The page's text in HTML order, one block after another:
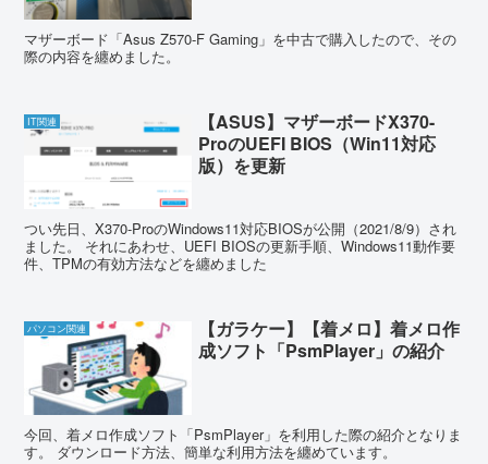
マザーボード「Asus Z570-F Gaming」を中古で購入したので、その
際の内容を纏めました。
IT関連
【ASUS】マザーボードX370-
ProのUEFI BIOS（Win11対応
版）を更新
つい先日、X370-ProのWindows11対応BIOSが公開（2021/8/9）され
ました。 それにあわせ、UEFI BIOSの更新手順、Windows11動作要
件、TPMの有効方法などを纏めました
パソコン関連
【ガラケー】【着メロ】着メロ作
成ソフト「PsmPlayer」の紹介
今回、着メロ作成ソフト「PsmPlayer」を利用した際の紹介となりま
す。 ダウンロード方法、簡単な利用方法を纏めています。